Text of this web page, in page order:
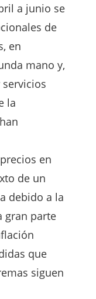
a junio se
de
en
mano y,
la
en
de un
debido a la
gran parte
que
siguen